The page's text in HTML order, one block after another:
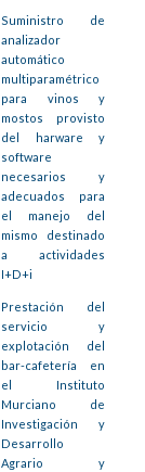
Suministro de
analizador
automático
multiparamétrico
para vinos y
mostos provisto
del harware y
software
necesarios y
adecuados para
el manejo del
mismo destinado
a actividades
I+D+i
Prestación del
servicio y
explotación del
bar-cafetería en
el Instituto
Murciano de
Investigación y
Desarrollo
Agrario y